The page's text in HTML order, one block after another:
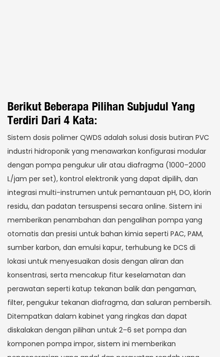
Berikut Beberapa Pilihan Subjudul Yang
Terdiri Dari 4 Kata:
Sistem dosis polimer QWDS adalah solusi dosis butiran PVC
industri hidroponik yang menawarkan konfigurasi modular
dengan pompa pengukur ulir atau diafragma (1000–2000
L/jam per set), kontrol elektronik yang dapat dipilih, dan
integrasi multi-instrumen untuk pemantauan pH, DO, klorin
residu, dan padatan tersuspensi secara online. Sistem ini
memberikan penambahan dan pengalihan pompa yang
otomatis dan presisi untuk bahan kimia seperti PAC, PAM,
sumber karbon, dan emulsi kapur, terhubung ke DCS di
lokasi untuk menyesuaikan dosis dengan aliran dan
konsentrasi, serta mencakup fitur keselamatan dan
perawatan seperti katup tekanan balik dan pengaman,
filter, pengukur tekanan diafragma, dan saluran pembersih.
Ditempatkan dalam kabinet yang ringkas dan dapat
diskalakan dengan pilihan untuk 2–6 set pompa dan
komponen pompa impor, sistem ini memberikan